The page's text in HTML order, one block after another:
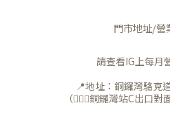
門市地址/營
請查看IG上每月
📍地址：銅鑼灣駱克
（🚶🏻‍♀️銅鑼灣站C出口對